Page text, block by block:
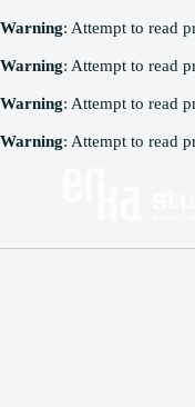
Warning: Attempt to read
Warning: Attempt to read
Warning: Attempt to read
Warning: Attempt to read